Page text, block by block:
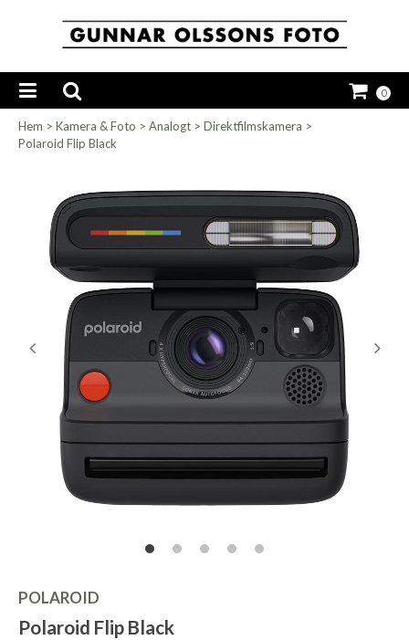
0
Hem > Kamera & Foto > Analogt > Direktfilmskamera >
Polaroid Flip Black
POLAROID
Polaroid Flip Black